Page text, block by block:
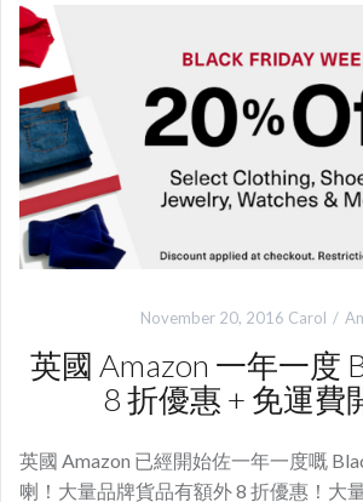
November 20, 2016 Carol
英國 Amazon 一年一度
8 折優惠 + 免運費
英國 Amazon 已經開始佐一年一度嘅
喇！大量品牌貨品有額外 8 折優惠！大